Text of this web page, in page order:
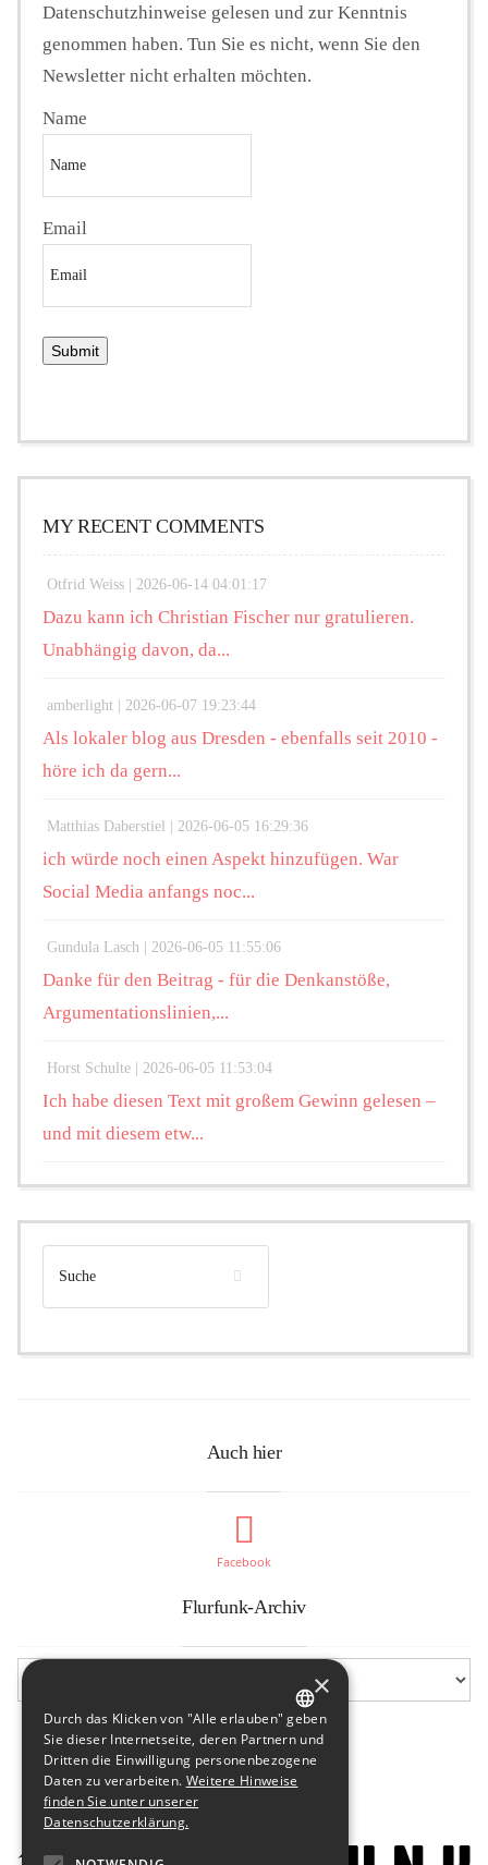
Datenschutzhinweise gelesen und zur Kenntnis
genommen haben. Tun Sie es nicht, wenn Sie den
Newsletter nicht erhalten möchten.
Name
Email
MY RECENT COMMENTS
Otfrid Weiss | 2026-06-14 04:01:17
Dazu kann ich Christian Fischer nur gratulieren.
Unabhängig davon, da...
amberlight | 2026-06-07 19:23:44
Als lokaler blog aus Dresden - ebenfalls seit 2010 -
höre ich da gern...
Matthias Daberstiel | 2026-06-05 16:29:36
ich würde noch einen Aspekt hinzufügen. War
Social Media anfangs noc...
Gundula Lasch | 2026-06-05 11:55:06
Danke für den Beitrag - für die Denkanstöße,
Argumentationslinien,...
Horst Schulte | 2026-06-05 11:53:04
Ich habe diesen Text mit großem Gewinn gelesen –
und mit diesem etw...
Auch hier
Facebook
Flurfunk-Archiv
GERMAN
ENGLISH
×
Durch das Klicken von "Alle erlauben" geben
Sie dieser Internetseite, deren Partnern und
Dritten die Einwilligung personenbezogene
Daten zu verarbeiten. Weitere Hinweise
finden Sie unter unserer
Datenschutzerklärung.